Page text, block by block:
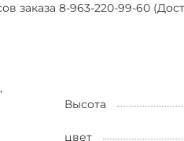
заказа 8-963-220-99-60
Высота
цвет